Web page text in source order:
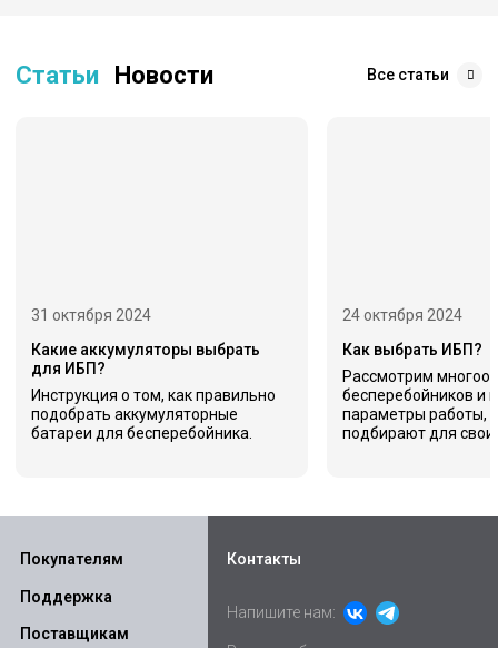
Статьи Новости Все статьи
31 октября 2024
Какие аккумуляторы выбрать
для ИБП?
Инструкция о том, как правильно
подобрать аккумуляторные
батареи для бесперебойника.
24 октября 2024
Как выбрать ИБП?
Рассмотрим
бесперебойников и
параметры работы,
подбирают для
Покупателям
Поддержка
Поставщикам
Контакты
Напишите нам: